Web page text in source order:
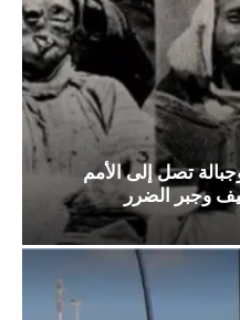
تصل إلى الأمم
وجبر الضرر